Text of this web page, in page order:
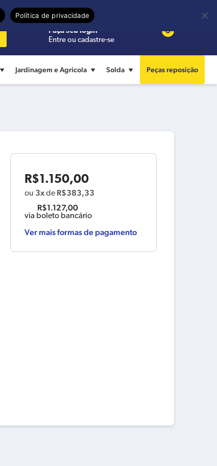
Precisa de ajuda?
Faça seu login
Entre ou cadastre-se
0
Jardinagem e Agrícola Solda Peças reposição
R$1.150,00
ou 3xde R$383,33
R$1.127,00
via boleto bancário
Ver mais formas de pagamento
Política de privacidade